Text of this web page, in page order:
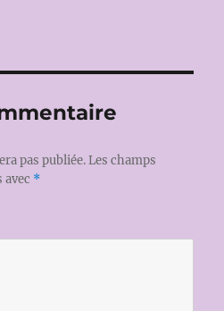
pas publiée. Les champs
*